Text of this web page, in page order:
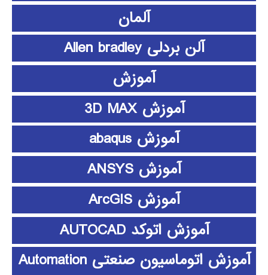
آلمان
آلن بردلی Allen bradley
آموزش
آموزش 3D MAX
آموزش abaqus
آموزش ANSYS
آموزش ArcGIS
آموزش اتوکد AUTOCAD
آموزش اتوماسیون صنعتی Automation